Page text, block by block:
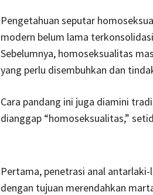
Pengetahuan seputar
modern belum lama
Sebelumnya, homoseksualitas
yang perlu disembuhkan dan
Cara pandang ini juga diamini
dianggap “homoseksualitas,”
Pertama, penetrasi anal
dengan tujuan merendahkan